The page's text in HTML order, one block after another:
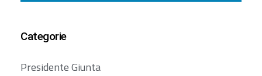
Categorie
Presidente Giunta